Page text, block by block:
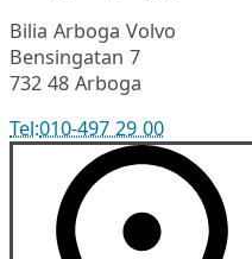
Bilia Arboga Volvo
Bensingatan 7
732 48 Arboga
Tel:010-497 29 00